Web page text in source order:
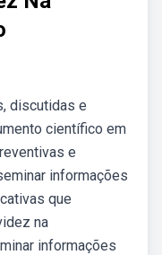
discutidas e
científico em
e
informações
que
na
informações